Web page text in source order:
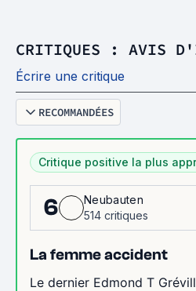
CRITIQUES : AVIS
Écrire une critique
RECOMMANDÉES
Critique positive la plus
6
Neubauten
514 critiques
La femme accident
Le dernier Edmond T